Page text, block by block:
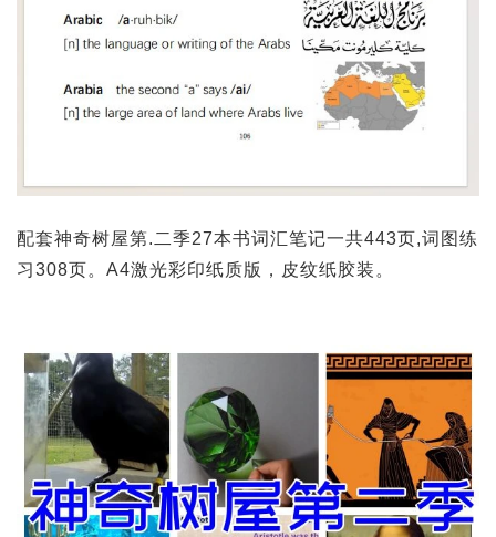
配套神奇树屋第.二季27本书词汇笔记一共443页,词图练
习308页。A4激光彩印纸质版，皮纹纸胶装。